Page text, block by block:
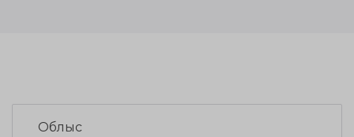
Облыс